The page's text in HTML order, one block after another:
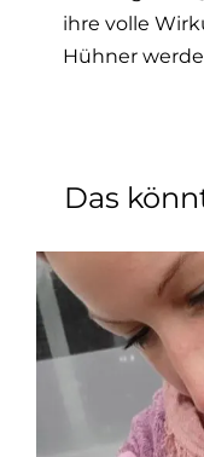
ihre volle
Hühner
Das